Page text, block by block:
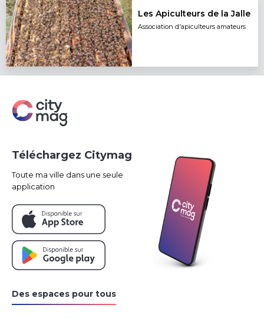
Les Apiculteurs de la Jalle
Association d'apiculteurs amateurs
Des espaces pour tous
Téléchargez Citymag
Toute ma ville dans une seule
application